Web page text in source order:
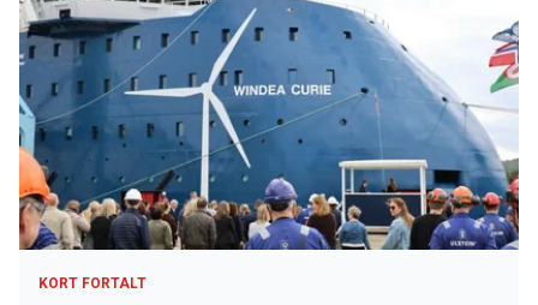
KORT FORTALT